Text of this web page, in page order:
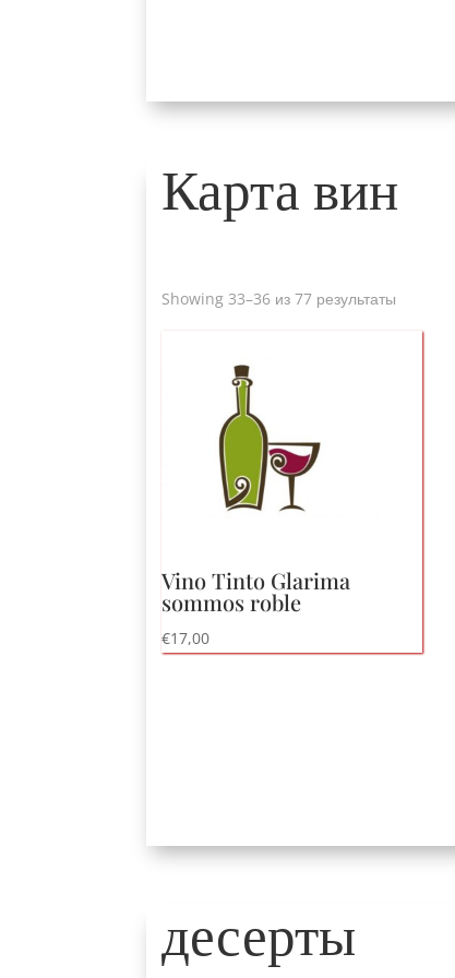
Карта вин
Showing 33–36 из 77 результаты
Vino Tinto Glarima
sommos roble
€17,00
десерты